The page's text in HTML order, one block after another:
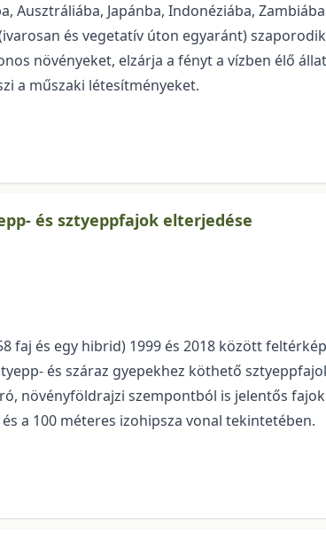
Japánba, Indonéziába,
és vegetatív úton egyaránt)
növényeket, elzárja a fényt a vízben élő
a műszaki létesítményeket.
és sztyeppfajok elterjedése
faj és egy hibrid) 1999 és 2018 között
és száraz gyepekhez köthető
nö­vény­föld­raj­zi szempontból is jelentős
a 100 méteres izohipsza vonal tekintetében.